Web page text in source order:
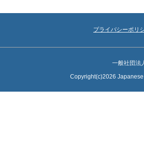
プライバシーポリ
一般社団法
Copyright(c)2026